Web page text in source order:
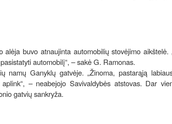
buvo atnaujinta automobilių stovėjimo aikštelė.
automobilį“, – sakė G. Ramonas.
namų Ganyklų gatvėje. „Žinoma, pastarąją
– neabejojo Savivaldybės atstovas. Dar
gatvių sankryža.